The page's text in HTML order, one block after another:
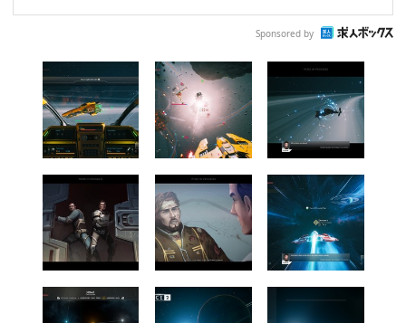
Sponsored by